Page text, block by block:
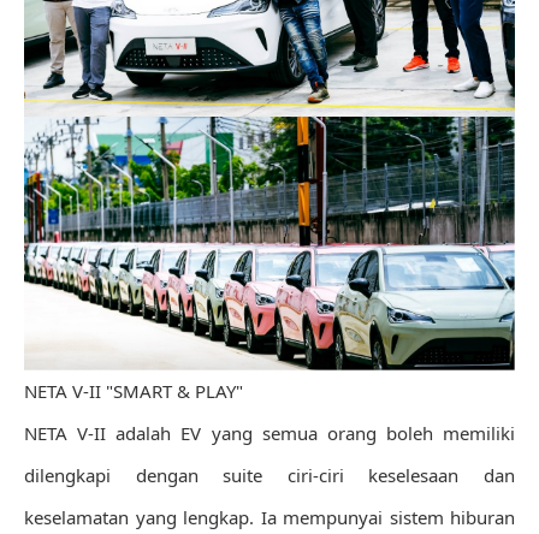
NETA V-II "SMART & PLAY"
NETA V-II adalah EV yang semua orang boleh memiliki
dilengkapi dengan suite ciri-ciri keselesaan dan
keselamatan yang lengkap. Ia mempunyai sistem hiburan